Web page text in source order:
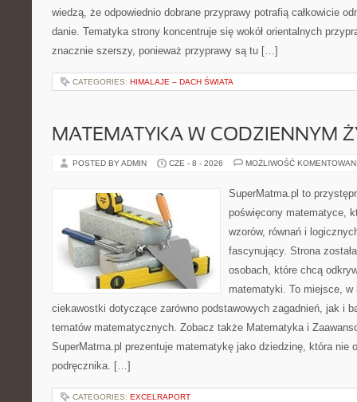
wiedzą, że odpowiednio dobrane przyprawy potrafią całkowicie
danie. Tematyka strony koncentruje się wokół orientalnych
znacznie szerszy, ponieważ przyprawy są tu […]
CATEGORIES: HIMALAJE – DACH ŚWIATA
MATEMATYKA W CODZIENNYM
POSTED BY ADMIN CZE - 8 - 2026 MOŻLIWOŚĆ
SuperMatma.pl to
poświęcony matematyce,
wzorów, równań i
fascynujący. Strona
osobach, które chcą
matematyki. To miejsce,
ciekawostki dotyczące zarówno podstawowych zagadnień, jak i
tematów matematycznych. Zobacz także Matematyka i
SuperMatma.pl prezentuje matematykę jako dziedzinę, która nie
podręcznika. […]
CATEGORIES: EXCELRAPORT